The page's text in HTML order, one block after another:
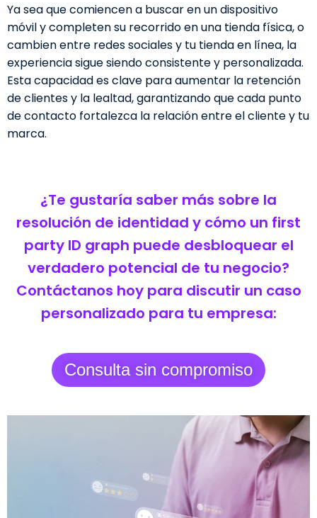
Ya sea que comiencen a buscar en un dispositivo
móvil y completen su recorrido en una tienda física, o
cambien entre redes sociales y tu tienda en línea, la
experiencia sigue siendo consistente y personalizada.
Esta capacidad es clave para aumentar la retención
de clientes y la lealtad, garantizando que cada punto
de contacto fortalezca la relación entre el cliente y tu
marca.
¿Te gustaría saber más sobre la
resolución de identidad y cómo un first
party ID graph puede desbloquear el
verdadero potencial de tu negocio?
Contáctanos hoy para discutir un caso
personalizado para tu empresa:
Consulta sin compromiso